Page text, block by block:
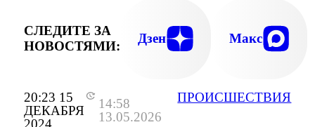
20:23 15
ДЕКАБРЯ
2024
14:58
13.05.2026
ПРОИСШЕСТВИЯ
СЛЕДИТЕ ЗА
НОВОСТЯМИ:
Дзен Макс